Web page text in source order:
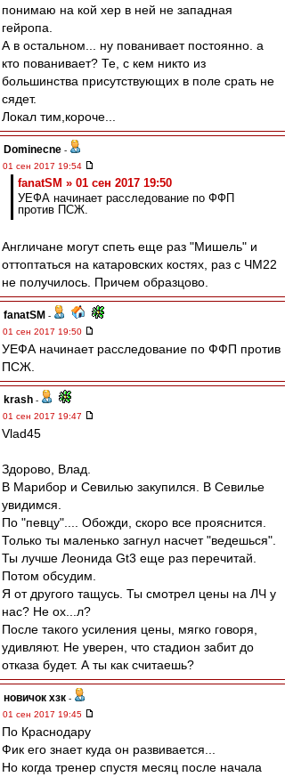
понимаю на кой хер в ней не западная
гейропа.
А в остальном... ну пованивает постоянно. а
кто пованивает? Те, с кем никто из
большинства присутствующих в поле срать не
сядет.
Локал тим,короче...
Dominecne -
01 сен 2017 19:54
fanatSM » 01 сен 2017 19:50
УЕФА начинает расследование по ФФП
против ПСЖ.
Англичане могут спеть еще раз "Мишель" и
оттоптаться на катаровских костях, раз с ЧМ22
не получилось. Причем образцово.
fanatSM -
01 сен 2017 19:50
УЕФА начинает расследование по ФФП против
ПСЖ.
krash -
01 сен 2017 19:47
Vlad45
Здорово, Влад.
В Марибор и Севилью закупился. В Севилье
увидимся.
По "певцу".... Обожди, скоро все прояснится.
Только ты маленько загнул насчет "ведешься".
Ты лучше Леонида Gt3 еще раз перечитай.
Потом обсудим.
Я от другого тащусь. Ты смотрел цены на ЛЧ у
нас? Не ох...л?
После такого усиления цены, мягко говоря,
удивляют. Не уверен, что стадион забит до
отказа будет. А ты как считаешь?
новичок хзк -
01 сен 2017 19:45
По Краснодару
Фик его знает куда он развивается...
Но когда тренер спустя месяц после начала